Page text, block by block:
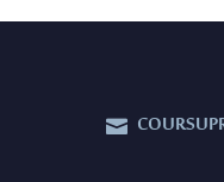

